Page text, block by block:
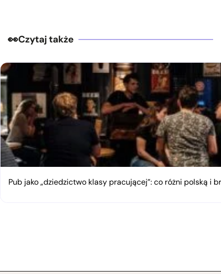
Czytaj także
Pub jako „dziedzictwo klasy pracującej”: co różni polską i